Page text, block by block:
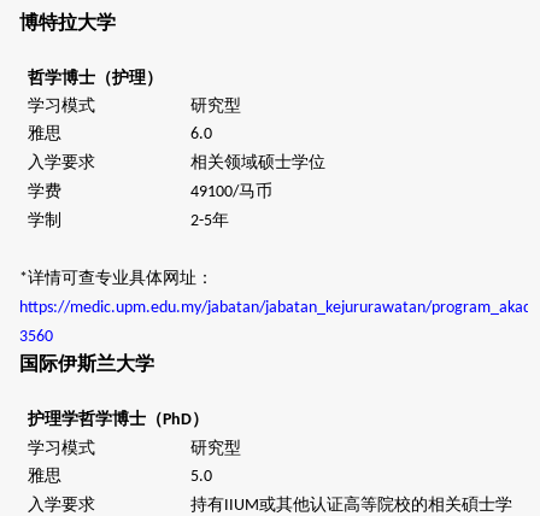
博特拉大学
哲学博士（护理）
学习模式
研究型
雅思
6.0
入学要求
相关领域硕士学位
学费
49100/马币
学制
2-5年
*详情可查专业具体网址：
https://medic.upm.edu.my/jabatan/jabatan_kejururawatan/
3560
国际伊斯兰大学
护理学哲学博士（PhD）
学习模式
研究型
雅思
5.0
入学要求
持有IIUM或其他认证高等院校的相关碩士学